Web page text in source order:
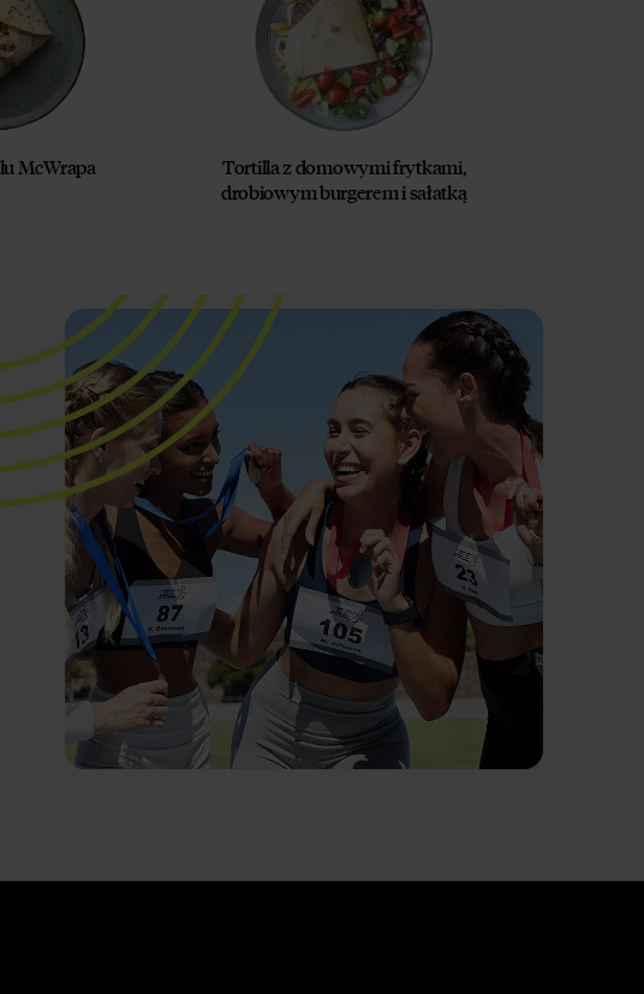
McWrapa
Tortilla z domowymi frytkami,
drobiowym burgerem i sałatką